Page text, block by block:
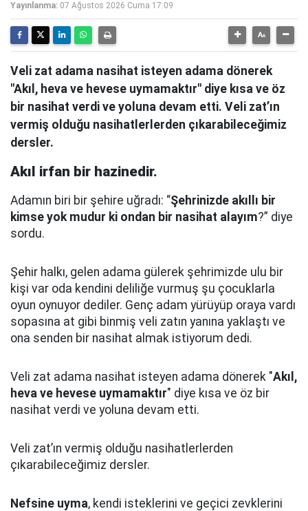
Yayınlanma: 07 Ağustos 2026 Cuma 17:09
Veli zat adama nasihat isteyen adama dönerek
"Akıl, heva ve hevese uymamaktır" diye kısa ve öz
bir nasihat verdi ve yoluna devam etti. Veli zat’ın
vermiş olduğu nasihatlerlerden çıkarabileceğimiz
dersler.
Akıl irfan bir hazinedir.
Adamın biri bir şehire uğradı: “Şehrinizde akıllı bir
kimse yok mudur ki ondan bir nasihat alayım?” diye
sordu.
Şehir halkı, gelen adama gülerek şehrimizde ulu bir
kişi var oda kendini deliliğe vurmuş şu çocuklarla
oyun oynuyor dediler. Genç adam yürüyüp oraya vardı
sopasına at gibi binmiş veli zatın yanına yaklaştı ve
ona senden bir nasihat almak istiyorum dedi.
Veli zat adama nasihat isteyen adama dönerek "Akıl,
heva ve hevese uymamaktır" diye kısa ve öz bir
nasihat verdi ve yoluna devam etti.
Veli zat’ın vermiş olduğu nasihatlerlerden
çıkarabileceğimiz dersler.
Nefsine uyma, kendi isteklerini ve geçici zevklerini